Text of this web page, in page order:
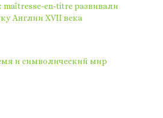
maȋtresse-en-titre развивали
Англии XVII века
и символический мир